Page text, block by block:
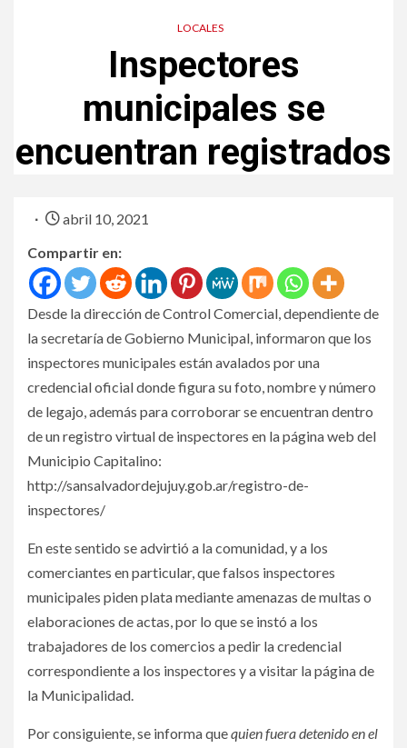
LOCALES
Inspectores
municipales se
encuentran registrados
abril 10, 2021
Compartir en:
Desde la dirección de Control Comercial, dependiente de
la secretaría de Gobierno Municipal, informaron que los
inspectores municipales están avalados por una
credencial oficial donde figura su foto, nombre y número
de legajo, además para corroborar se encuentran dentro
de un registro virtual de inspectores en la página web del
Municipio Capitalino:
http://sansalvadordejujuy.gob.ar/registro-de-
inspectores/
En este sentido se advirtió a la comunidad, y a los
comerciantes en particular, que falsos inspectores
municipales piden plata mediante amenazas de multas o
elaboraciones de actas, por lo que se instó a los
trabajadores de los comercios a pedir la credencial
correspondiente a los inspectores y a visitar la página de
la Municipalidad.
Por consiguiente, se informa quequien fuera detenido en el